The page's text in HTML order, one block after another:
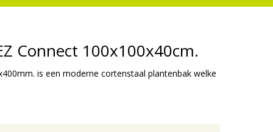
Connect 100x100x40cm.
is een moderne cortenstaal plantenbak welke